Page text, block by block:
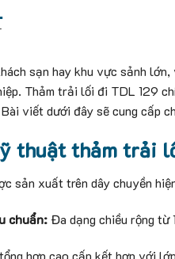
sạn hay khu vực sảnh
Thảm trải lối đi TDL 129
viết dưới đây sẽ cung cấp
thuật thảm trải
sản xuất trên dây chuyền
chuẩn: Đa dạng chiều rộng từ
hợp cao cấp kết hợp với